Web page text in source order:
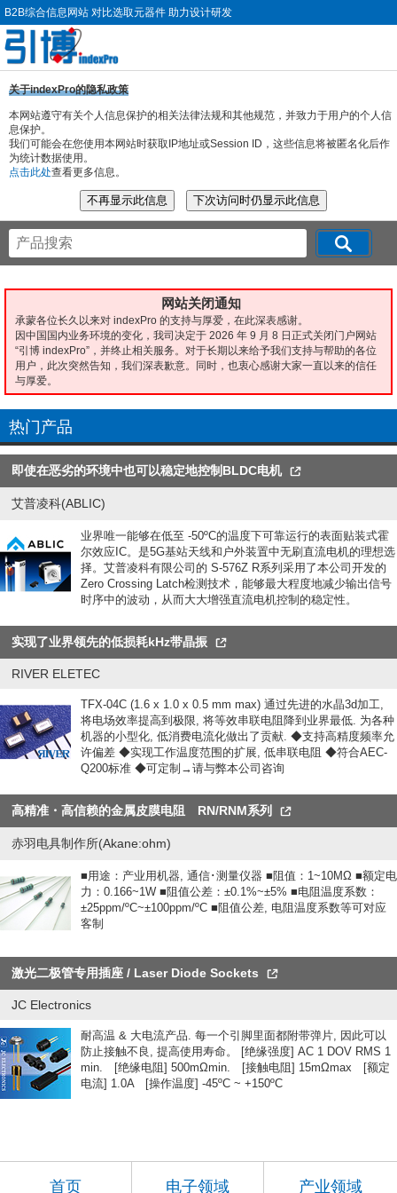
B2B综合信息网站 对比选取元器件 助力设计研发
关于indexPro的隐私政策
本网站遵守有关个人信息保护的相关法律法规和其他规范，并致力于用户的个人信
息保护。
我们可能会在您使用本网站时获取IP地址或Session ID，这些信息将被匿名化后作
为统计数据使用。
点击此处查看更多信息。
网站关闭通知
承蒙各位长久以来对 indexPro 的支持与厚爱，在此深表感谢。
因中国国内业务环境的变化，我司决定于 2026 年 9 月 8 日正式关闭门户网站
“引博 indexPro”，并终止相关服务。对于长期以来给予我们支持与帮助的各位
用户，此次突然告知，我们深表歉意。同时，也衷心感谢大家一直以来的信任
与厚爱。
热门产品
即使在恶劣的环境中也可以稳定地控制BLDC电机
艾普凌科(ABLIC)
业界唯一能够在低至 -50ºC的温度下可靠运行的表面贴装式霍
尔效应IC。是5G基站天线和户外装置中无刷直流电机的理想选
择。艾普凌科有限公司的 S-576Z R系列采用了本公司开发的
Zero Crossing Latch检测技术，能够最大程度地减少输出信号
时序中的波动，从而大大增强直流电机控制的稳定性。
实现了业界领先的低损耗kHz带晶振
RIVER ELETEC
TFX-04C (1.6 x 1.0 x 0.5 mm max) 通过先进的水晶3d加工,
将电场效率提高到极限, 将等效串联电阻降到业界最低. 为各种
机器的小型化, 低消费电流化做出了贡献. ◆支持高精度频率允
许偏差 ◆实现工作温度范围的扩展, 低串联电阻 ◆符合AEC-
Q200标准 ◆可定制→请与弊本公司咨询
高精准・高信赖的金属皮膜电阻 RN/RNM系列
赤羽电具制作所(Akane:ohm)
■用途：产业用机器, 通信･测量仪器 ■阻值：1~10MΩ ■额定电
力：0.166~1W ■阻值公差：±0.1%~±5% ■电阻温度系数：
±25ppm/ºC~±100ppm/ºC ■阻值公差, 电阻温度系数等可对应
客制
激光二极管专用插座 / Laser Diode Sockets
JC Electronics
耐高温 & 大电流产品. 每一个引脚里面都附带弹片, 因此可以
防止接触不良, 提高使用寿命。 [绝缘强度] AC 1 DOV RMS 1
min. [绝缘电阻] 500mΩmin. [接触电阻] 15mΩmax [额定
电流] 1.0A [操作温度] -45ºC ~ +150ºC
首页 电子领域 产业领域